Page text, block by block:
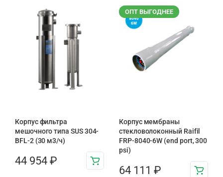
Корпус фильтра
мешочного типа SUS 304-
BFL-2 (30 м3/ч)
44 954 ₽
ОПТ ВЫГОДНЕЕ
Корпус мембраны
стекловолоконный Raifil
FRP-8040-6W (end port, 300
psi)
64 111 ₽